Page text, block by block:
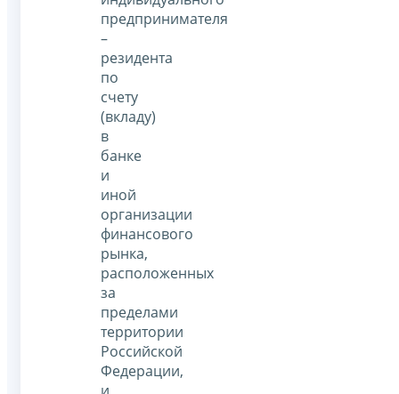
предпринимателя
–
резидента
по
счету
(вкладу)
в
банке
и
иной
организации
финансового
рынка,
расположенных
за
пределами
территории
Российской
Федерации,
и